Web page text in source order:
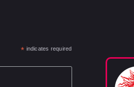
* indicates required